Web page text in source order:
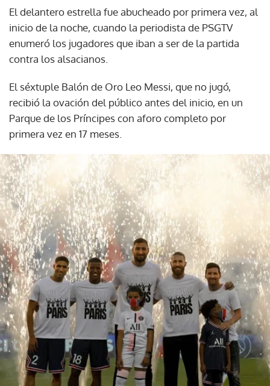
El delantero estrella fue abucheado por primera vez, al
inicio de la noche, cuando la periodista de PSGTV
enumeró los jugadores que iban a ser de la partida
contra los alsacianos.
El séxtuple Balón de Oro Leo Messi, que no jugó,
recibió la ovación del público antes del inicio, en un
Parque de los Príncipes con aforo completo por
primera vez en 17 meses.